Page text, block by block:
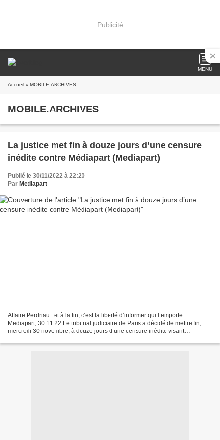
Publicité
MENU
Accueil » MOBILE.ARCHIVES
MOBILE.ARCHIVES
La justice met fin à douze jours d’une censure
inédite contre Médiapart (Mediapart)
Publié le 30/11/2022 à 22:20
Par Mediapart
Affaire Perdriau : et à la fin, c’est la liberté d’informer qui l’emporte
Mediapart, 30.11.22 Le tribunal judiciaire de Paris a décidé de mettre fin,
mercredi 30 novembre, à douze jours d’une censure inédite visant